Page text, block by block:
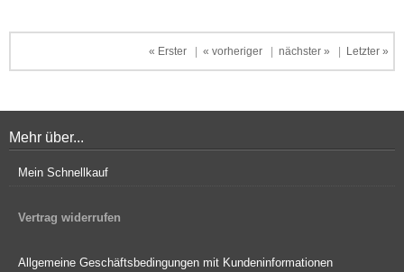
« Erster | « vorheriger | nächster » | Letzter »
Mehr über...
Mein Schnellkauf
Vertrag widerrufen
Allgemeine Geschäftsbedingungen mit Kundeninformationen